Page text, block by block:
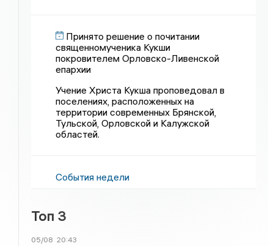
Принято решение о почитании
священномученика Кукши
покровителем Орловско-Ливенской
епархии
Учение Христа Кукша проповедовал в
поселениях, расположенных на
территории современных Брянской,
Тульской, Орловской и Калужской
областей.
События недели
Топ 3
05/08 20:43